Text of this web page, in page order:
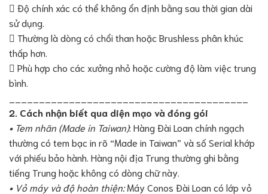
 Độ chính xác có thể không ổn định bằng sau thời gian dài
sử dụng.
 Thường là dòng có chổi than hoặc Brushless phân khúc
thấp hơn.
 Phù hợp cho các xưởng nhỏ hoặc cường độ làm việc trung
bình.
2. Cách nhận biết qua diện mạo và đóng gói
• Tem nhãn (Made in Taiwan): Hàng Đài Loan chính ngạch
thường có tem bạc in rõ “Made in Taiwan” và số Serial khớp
với phiếu bảo hành. Hàng nội địa Trung thường ghi bằng
tiếng Trung hoặc không có dòng chữ này.
• Vỏ máy và độ hoàn thiện:Máy Conos Đài Loan có lớp vỏ